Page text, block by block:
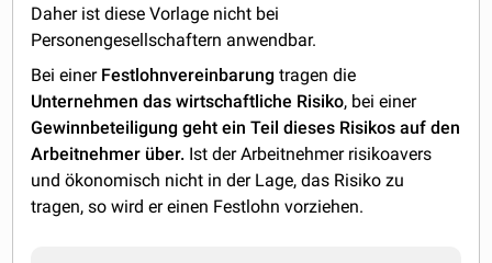
Daher ist diese Vorlage nicht bei
Personengesellschaftern anwendbar.
Bei einer Festlohnvereinbarung tragen die
Unternehmen das wirtschaftliche Risiko, bei einer
Gewinnbeteiligung geht ein Teil dieses Risikos auf den
Arbeitnehmer über. Ist der Arbeitnehmer risikoavers
und ökonomisch nicht in der Lage, das Risiko zu
tragen, so wird er einen Festlohn vorziehen.